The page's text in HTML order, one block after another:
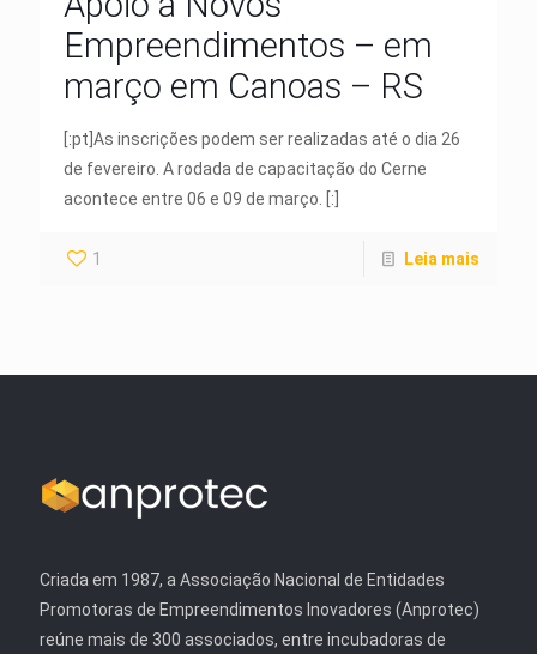
Empreendimentos – em
março em Canoas – RS
[:pt]As inscrições podem ser realizadas até o dia 26
de fevereiro. A rodada de capacitação do Cerne
acontece entre 06 e 09 de março. [:]
1 Leia mais
Criada em 1987, a Associação Nacional de Entidades
Promotoras de Empreendimentos Inovadores (Anprotec)
reúne mais de 300 associados, entre incubadoras de